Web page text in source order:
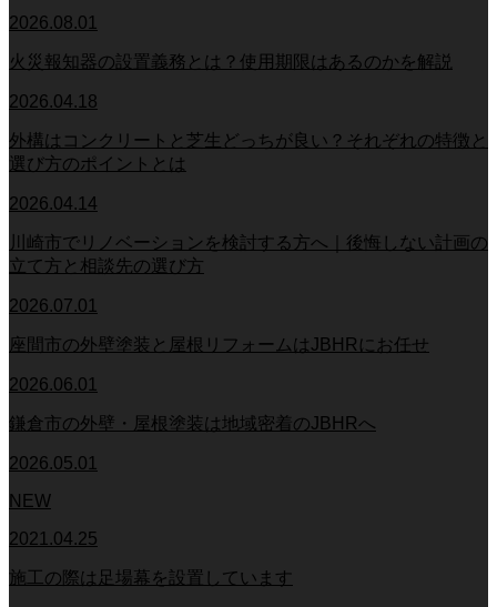
2026.08.01
火災報知器の設置義務とは？使用期限はあるのかを解説
2026.04.18
外構はコンクリートと芝生どっちが良い？それぞれの特徴と
選び方のポイントとは
2026.04.14
川崎市でリノベーションを検討する方へ｜後悔しない計画の
立て方と相談先の選び方
2026.07.01
座間市の外壁塗装と屋根リフォームはJBHRにお任せ
2026.06.01
鎌倉市の外壁・屋根塗装は地域密着のJBHRへ
2026.05.01
NEW
2021.04.25
施工の際は足場幕を設置しています